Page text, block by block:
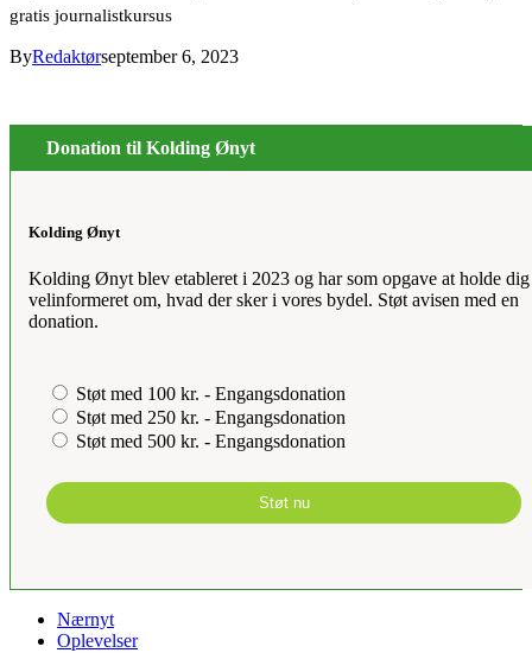
gratis journalistkursus
ByRedaktørseptember 6, 2023
Donation til Kolding Ønyt
Kolding Ønyt
Kolding Ønyt blev etableret i 2023 og har som opgave at holde dig
velinformeret om, hvad der sker i vores bydel. Støt avisen med en
donation.
Støt med 100 kr. - Engangsdonation
Støt med 250 kr. - Engangsdonation
Støt med 500 kr. - Engangsdonation
Støt nu
Nærnyt
Oplevelser